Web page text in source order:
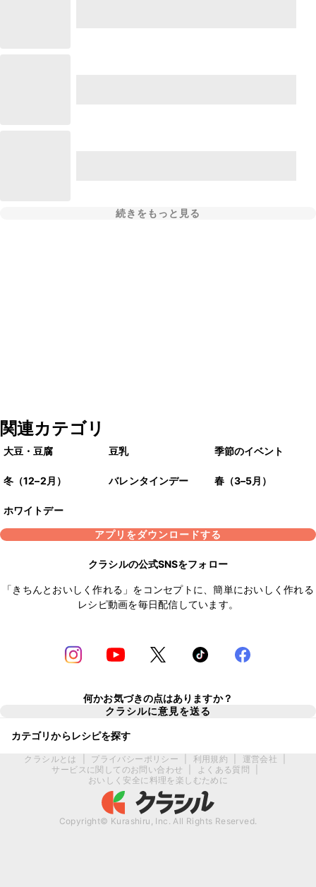
続きをもっと見る
関連カテゴリ
大豆・豆腐 豆乳 季節のイベント
冬（12–2月） バレンタインデー 春（3–5月）
ホワイトデー
アプリをダウンロードする
クラシルの公式SNSをフォロー
「きちんとおいしく作れる」をコンセプトに、簡単においしく作れる
レシピ動画を毎日配信しています。
何かお気づきの点はありますか？
クラシルに意見を送る
カテゴリからレシピを探す
クラシルとは プライバシーポリシー 利用規約 運営会社
サービスに関してのお問い合わせ
よくある質問
おいしく安全に料理を楽しむために
Copyright© Kurashiru, Inc. All Rights Reserved.